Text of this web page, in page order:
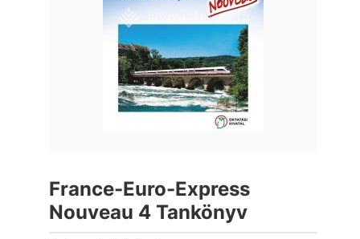
France-Euro-Express
Nouveau 4 Tankönyv